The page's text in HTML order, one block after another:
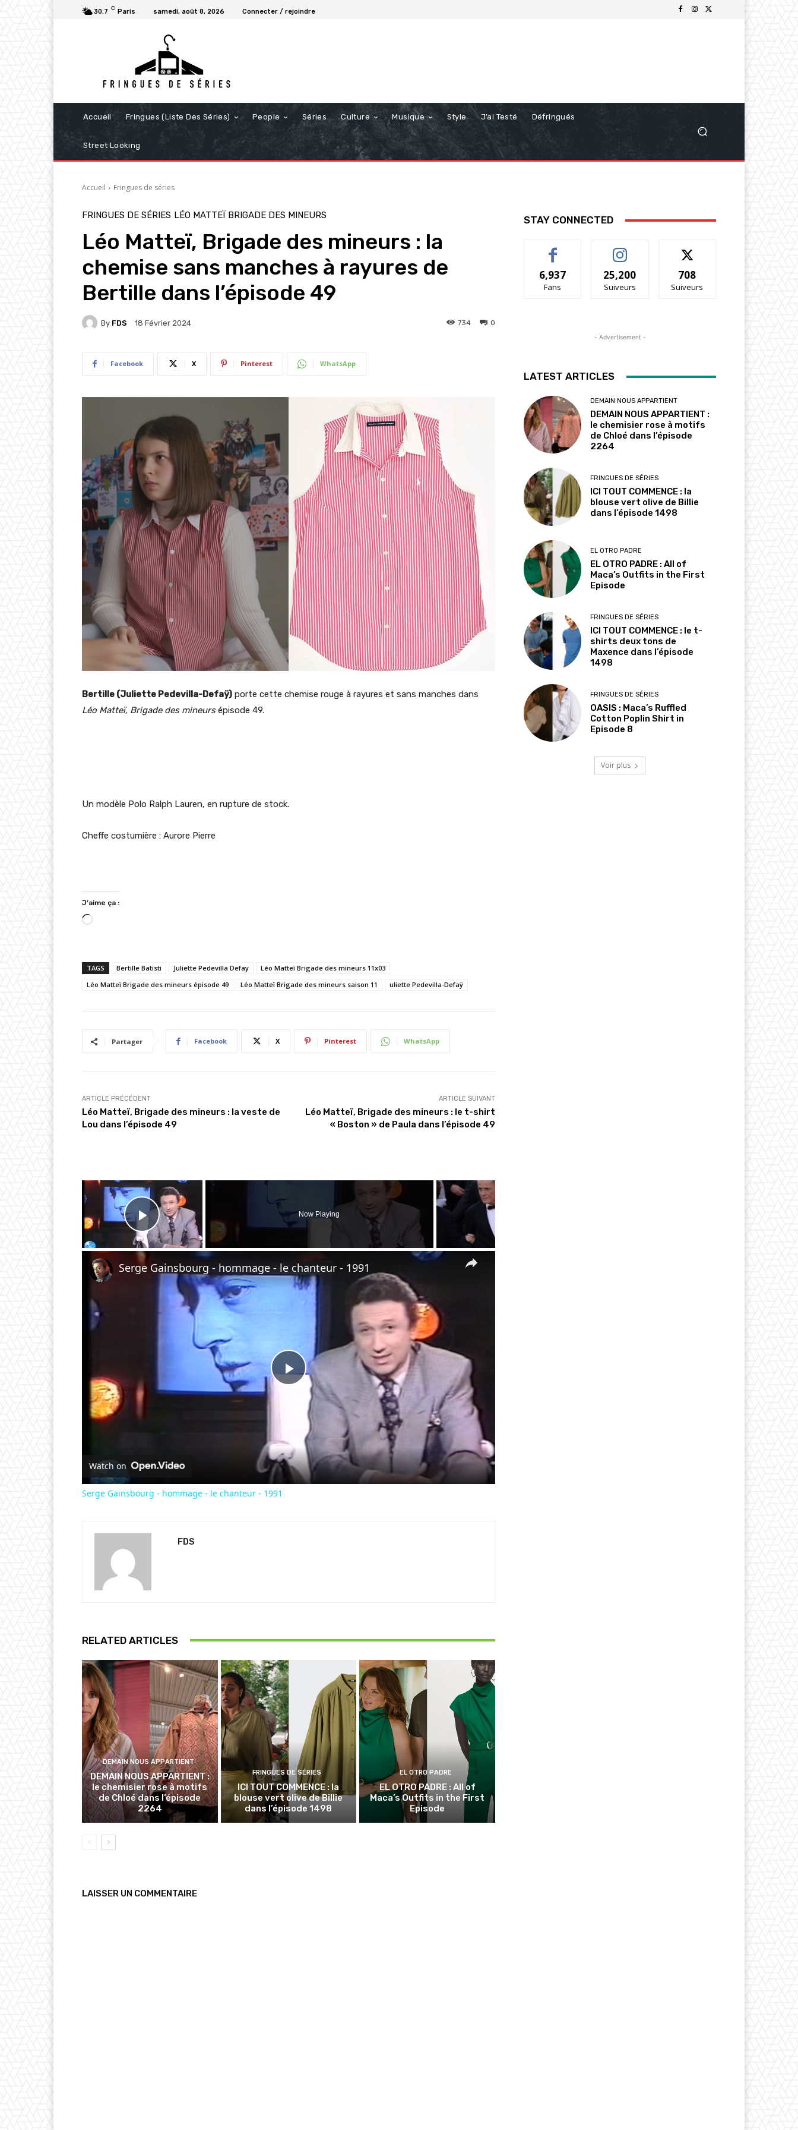
30.7 C Paris samedi, août 8, 2026 Connecter / rejoindre
Accueil Fringues (Liste Des Séries) People Séries Culture Musique Style J’ai Testé Défringués
Street Looking
Accueil Fringues de séries
FRINGUES DE SÉRIES LÉO MATTEÏ BRIGADE DES MINEURS
Léo Matteï, Brigade des mineurs : la
chemise sans manches à rayures de
Bertille dans l’épisode 49
By FDS 18 Février 2024 0
734
Facebook X Pinterest WhatsApp
Bertille (Juliette Pedevilla-Defaÿ) porte cette chemise rouge à rayures et sans manches dans
Léo Matteï, Brigade des mineursépisode 49.
Un modèle Polo Ralph Lauren, en rupture de stock.
Cheffe costumière : Aurore Pierre
J’aime ça :
C
r
g
TAGS Bertille Batisti Juliette Pedevilla Defay
Léo Matteï Brigade des mineurs 11x03
Léo Matteï Brigade des mineurs épisode 49
Léo Matteï Brigade des mineurs saison 11 uliette Pedevilla-Defaÿ
Partager Facebook X Pinterest WhatsApp
ARTICLE PRÉCÉDENT
Léo Matteï, Brigade des mineurs : la veste de
Lou dans l’épisode 49
ARTICLE SUIVANT
Léo Matteï, Brigade des mineurs : le t-shirt
« Boston » de Paula dans l’épisode 49
Play Video
Now Playing
Play
Video
Serge Gainsbourg - hommage - le chanteur - 1991
Watch on
Serge Gainsbourg - hommage - le chanteur - 1991
FDS
RELATED ARTICLES
DEMAIN NOUS APPARTIENT
DEMAIN NOUS APPARTIENT :
le chemisier rose à motifs
de Chloé dans l’épisode
2264
FRINGUES DE SÉRIES
ICI TOUT COMMENCE : la
blouse vert olive de Billie
dans l’épisode 1498
EL OTRO PADRE
EL OTRO PADRE : All of
Maca’s Outfits in the First
Episode
LAISSER UN COMMENTAIRE
STAY CONNECTED
6,937
Fans
25,200
Suiveurs
708
Suiveurs
- Advertisement -
LATEST ARTICLES
DEMAIN NOUS APPARTIENT
DEMAIN NOUS APPARTIENT :
le chemisier rose à motifs
de Chloé dans l’épisode
2264
FRINGUES DE SÉRIES
ICI TOUT COMMENCE : la
blouse vert olive de Billie
dans l’épisode 1498
EL OTRO PADRE
EL OTRO PADRE : All of
Maca’s Outfits in the First
Episode
FRINGUES DE SÉRIES
ICI TOUT COMMENCE : le t-
shirts deux tons de
Maxence dans l’épisode
1498
FRINGUES DE SÉRIES
OASIS : Maca’s Ruffled
Cotton Poplin Shirt in
Episode 8
Voir plus